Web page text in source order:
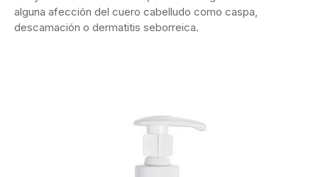
alguna afección del cuero cabelludo como caspa,
descamación o dermatitis seborreica.